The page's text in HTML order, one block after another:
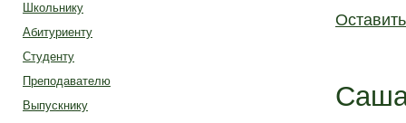
Школьнику
Абитуриенту
Студенту
Преподавателю
Выпускнику